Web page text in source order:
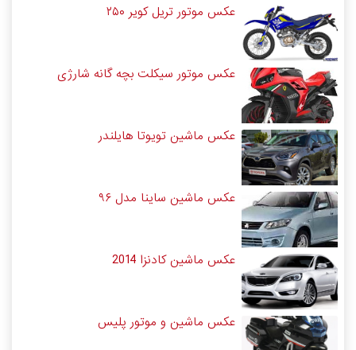
عکس موتور تریل کویر ۲۵۰
عکس موتور سیکلت بچه گانه شارژی
عکس ماشین تویوتا هایلندر
عکس ماشین ساینا مدل ۹۶
عکس ماشین کادنزا 2014
عکس ماشین و موتور پلیس